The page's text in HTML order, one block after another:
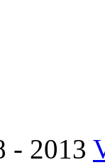
- 2013